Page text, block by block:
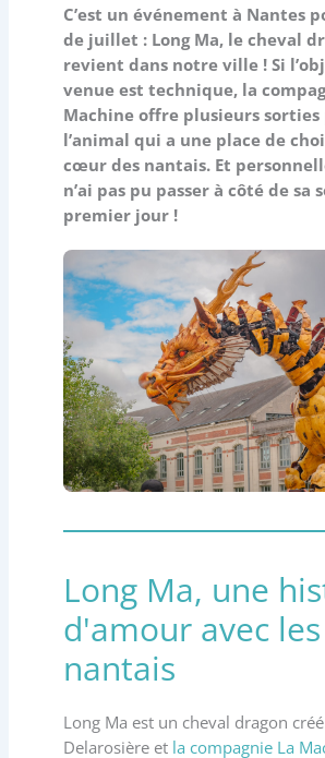
C’est un événement à Nantes
de juillet : Long Ma, le cheval
revient dans notre ville ! Si
venue est technique, la
Machine offre plusieurs sorties
l’animal qui a une place de
cœur des nantais. Et
n’ai pas pu passer à côté de sa
premier jour !
Long Ma, une
d'amour avec les
nantais
Long Ma est un cheval dragon
Delarosière et la compagnie La